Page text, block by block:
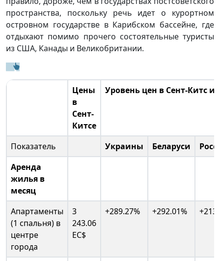
пространства, поскольку речь идет о курортном
островном государстве в Карибском бассейне, где
отдыхают помимо прочего состоятельные туристы
из США, Канады и Великобритании.
Цены
в
Сент-
Китсе
Уровень цен в Сент-Китс и
Показатель Украины Беларуси
Аренда
жилья в
месяц
Апартаменты
(1 спальня) в
центре
города
3
243.06
EC$
+289.27% +292.01%